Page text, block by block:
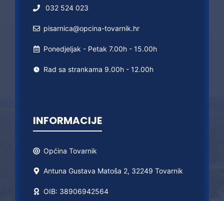
032 524 023
pisarnica@opcina-tovarnik.hr
Ponedjeljak - Petak 7.00h - 15.00h
Rad sa strankama 9.00h - 12.00h
INFORMACIJE
Općina Tovarnik
Antuna Gustava Matoša 2, 32249 Tovarnik
OIB: 38906942564